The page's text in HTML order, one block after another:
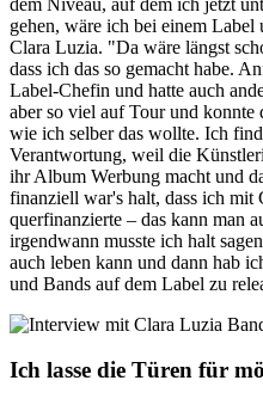
gehen, wäre ich bei einem
Clara Luzia. "Da wäre längst
dass ich das so gemacht habe.
Label-Chefin und hatte auch
aber so viel auf Tour und konnte
wie ich selber das wollte. Ich
Verantwortung, weil die
ihr Album Werbung macht und
finanziell war's halt, dass ich mit
querfinanzierte – das kann man
irgendwann musste ich halt
auch leben kann und dann hab
und Bands auf dem Label zu
Ich lasse die Türen für